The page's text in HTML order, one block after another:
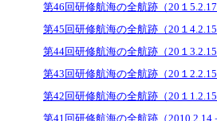
第46回研修航海の全航跡（20１5.2.17
第45回研修航海の全航跡（20１4.2.15
第44回研修航海の全航跡（20１3.2.15
第43回研修航海の全航跡（20１2.2.15
第42回研修航海の全航跡（20１1.2.15
第41回研修航海の全航跡（2010.2.14